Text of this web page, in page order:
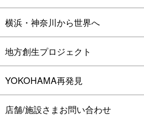
横浜・神奈川から世界へ
地方創生プロジェクト
YOKOHAMA再発見
店舗/施設さまお問い合わせ